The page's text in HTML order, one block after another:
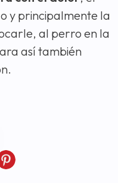
y principalmente la
al perro en la
así también